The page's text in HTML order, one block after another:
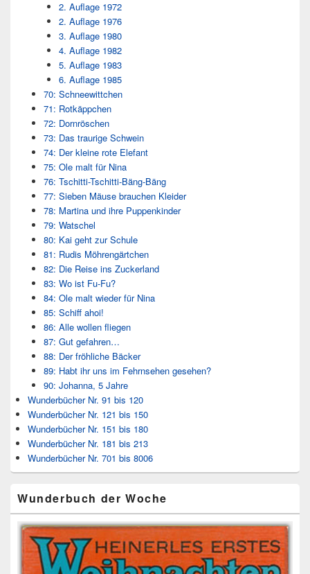
2. Auflage 1972
2. Auflage 1976
3. Auflage 1980
4. Auflage 1982
5. Auflage 1983
6. Auflage 1985
70: Schneewittchen
71: Rotkäppchen
72: Dornröschen
73: Das traurige Schwein
74: Der kleine rote Elefant
75: Ole malt für Nina
76: Tschitti-Tschitti-Bäng-Bäng
77: Sieben Mäuse brauchen Kleider
78: Martina und ihre Puppenkinder
79: Watschel
80: Kai geht zur Schule
81: Rudis Möhrengärtchen
82: Die Reise ins Zuckerland
83: Wo ist Fu-Fu?
84: Ole malt wieder für Nina
85: Schiff ahoi!
86: Alle wollen fliegen
87: Gut gefahren…
88: Der fröhliche Bäcker
89: Habt ihr uns im Fehrnsehen gesehen?
90: Johanna, 5 Jahre
Wunderbücher Nr. 91 bis 120
Wunderbücher Nr. 121 bis 150
Wunderbücher Nr. 151 bis 180
Wunderbücher Nr. 181 bis 213
Wunderbücher Nr. 701 bis 8006
Wunderbuch der Woche